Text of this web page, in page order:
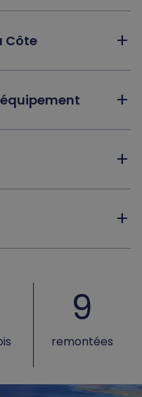
Côte add
add
add
add
9
remontées